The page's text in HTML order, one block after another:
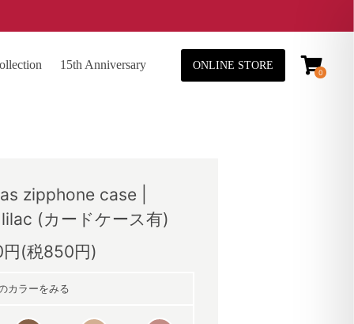
15th Anniversary ONLINE STORE
0
zipphone case |
(カードケース有)
(税850円)
カラーをみる